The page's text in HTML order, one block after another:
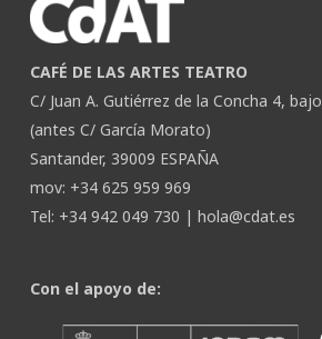
CAFÉ DE LAS ARTES TEATRO
C/ Juan A. Gutiérrez de la Concha 4, bajo
(antes C/ García Morato)
Santander, 39009 ESPAÑA
mov: +34 625 959 969
Tel: +34 942 049 730 | hola@cdat.es
Con el apoyo de: